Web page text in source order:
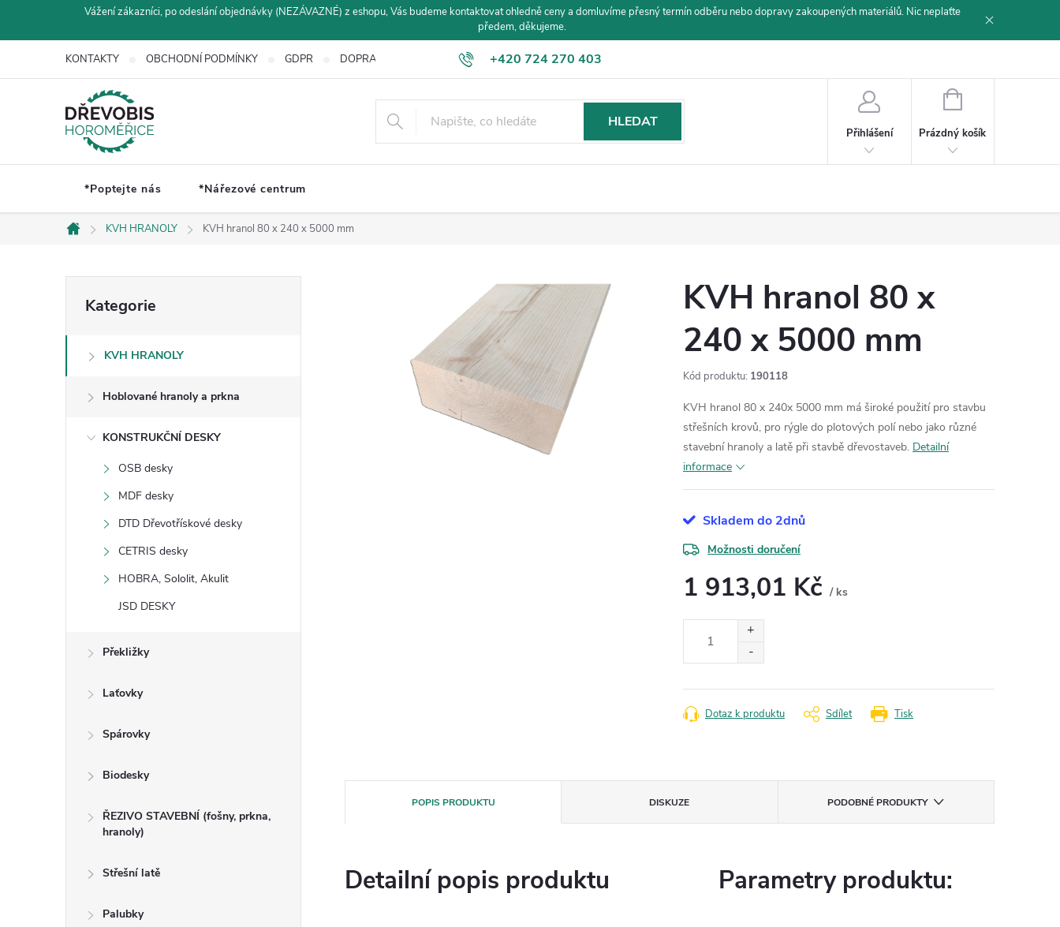
Vážení zákazníci, po odeslání objednávky (NEZÁVAZNÉ) z eshopu, Vás budeme kontaktovat ohledně ceny a domluvíme přesný termín odběru nebo dopravy zakoupených materiálů. Nic neplaťte
předem, děkujeme.
+420 724 270 403
KONTAKTY OBCHODNÍ PODMÍNKY GDPR DOPRAVA A PLATBA
HLEDAT
Přihlášení
NÁKUPNÍ
Prázdný košík
*Poptejte nás *Nářezové centrum
Domů
KVH HRANOLY KVH hranol 80 x 240 x 5000 mm
o
s
kategorie
Kategorie
KVH HRANOLY
Hoblované hranoly a prkna
KONSTRUKČNÍ DESKY
OSB desky
MDF desky
DTD Dřevotřískové desky
CETRIS desky
HOBRA, Sololit, Akulit
JSD DESKY
Překližky
Laťovky
Spárovky
Biodesky
ŘEZIVO STAVEBNÍ (fošny, prkna,
hranoly)
Střešní latě
Palubky
KVH hranol 80 x
240 x 5000 mm
Kód produktu: 190118
KVH hranol 80 x 240x 5000 mm má široké použití pro stavbu
střešních krovů, pro rýgle do plotových polí nebo jako různé
stavební hranoly a latě při stavbě dřevostaveb. Detailní
informace
Skladem do 2dnů
Možnosti doručení
1 913,01 Kč / ks
Tisk
Dotaz k produktu Sdílet
POPIS PRODUKTU DISKUZE PODOBNÉ PRODUKTY
Detailní popis produktu Parametry produktu: